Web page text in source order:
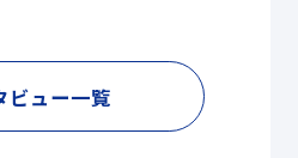
ビュー一覧